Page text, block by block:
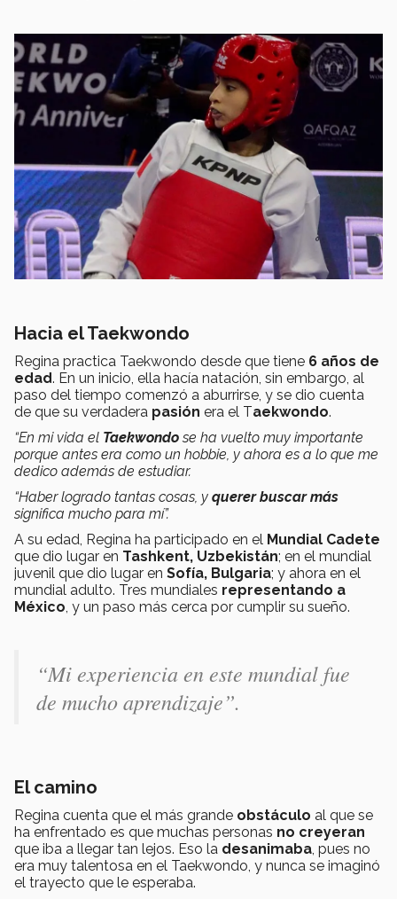
Hacia el Taekwondo
Regina practica Taekwondo desde que tiene 6 años de
edad. En un inicio, ella hacía natación, sin embargo, al
paso del tiempo comenzó a aburrirse, y se dio cuenta
de que su verdadera pasión era el Taekwondo.
“En mi vida el Taekwondose ha vuelto muy importante
porque antes era como un hobbie, y ahora es a lo que me
dedico además de estudiar.
“Haber logrado tantas cosas, y querer buscar más
significa mucho para mí”.
A su edad, Regina ha participado en el Mundial Cadete
que dio lugar en Tashkent, Uzbekistán; en el mundial
juvenil que dio lugar en Sofía, Bulgaria; y ahora en el
mundial adulto. Tres mundiales representando a
México, y un paso más cerca por cumplir su sueño.
“Mi experiencia en este mundial fue
de mucho aprendizaje”.
El camino
Regina cuenta que el más grande obstáculo al que se
ha enfrentado es que muchas personas no creyeran
que iba a llegar tan lejos. Eso la desanimaba, pues no
era muy talentosa en el Taekwondo, y nunca se imaginó
el trayecto que le esperaba.